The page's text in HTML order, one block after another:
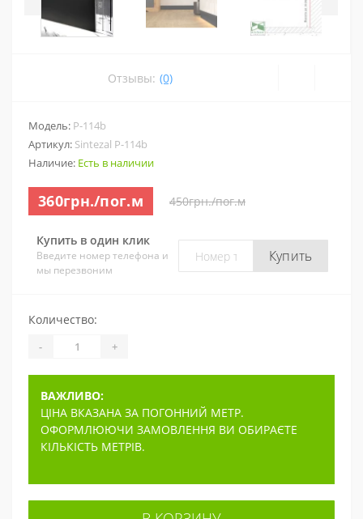
Отзывы: (0)
Модель: P-114b
Артикул: Sintezal P-114b
Наличие: Есть в наличии
360грн./пог.м 450грн./пог.м
Купить в один клик
Введите номер телефона и
мы перезвоним
Купить
Количество:
- +
ВАЖЛИВО:
ЦІНА ВКАЗАНА ЗА ПОГОННИЙ МЕТР.
ОФОРМЛЮЮЧИ ЗАМОВЛЕННЯ ВИ ОБИРАЄТЕ
КІЛЬКІСТЬ МЕТРІВ.